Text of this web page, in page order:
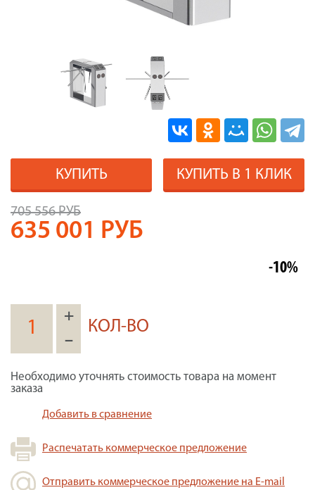
КУПИТЬ КУПИТЬ В 1 КЛИК
705 556 РУБ
635 001 РУБ
-10%
+
–
КОЛ-ВО
Необходимо уточнять стоимость товара на момент
заказа
Добавить в сравнение
Распечатать коммерческое предложение
Отправить коммерческое предложение на E-mail